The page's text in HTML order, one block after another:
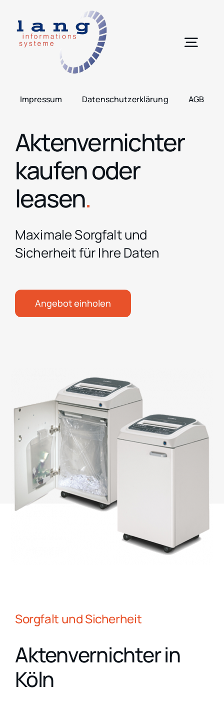
Inhalt
springen
Impressum Datenschutzerklärung AGB
Aktenvernichter
kaufen oder
leasen.
Maximale Sorgfalt und
Sicherheit für Ihre Daten
Angebot einholen
Sorgfalt und Sicherheit
Aktenvernichter in
Köln